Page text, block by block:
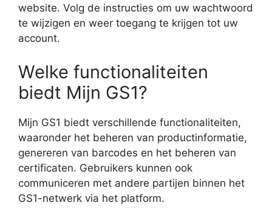
website. Volg de instructies om uw wachtwoord
te wijzigen en weer toegang te krijgen tot uw
account.
Welke functionaliteiten
biedt Mijn GS1?
Mijn GS1 biedt verschillende functionaliteiten,
waaronder het beheren van productinformatie,
genereren van barcodes en het beheren van
certificaten. Gebruikers kunnen ook
communiceren met andere partijen binnen het
GS1-netwerk via het platform.